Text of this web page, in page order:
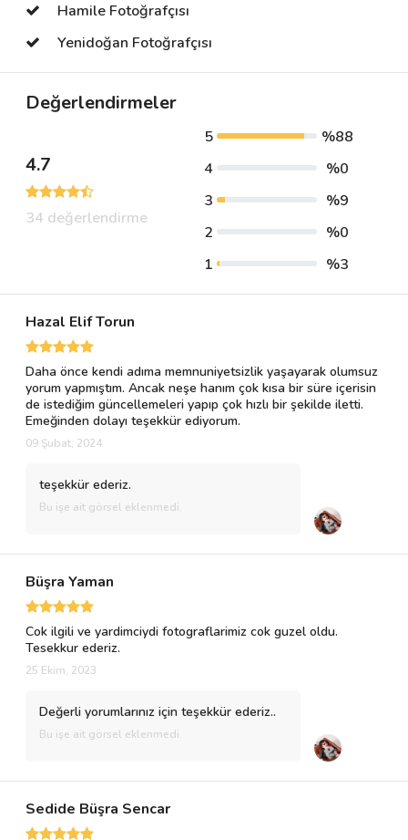
Hamile Fotoğrafçısı
Yenidoğan Fotoğrafçısı
Değerlendirmeler
4.7
34 değerlendirme
5
%88
4
%0
3
%9
2
%0
1
%3
Hazal Elif Torun
Daha önce kendi adıma memnuniyetsizlik yaşayarak olumsuz
yorum yapmıştım. Ancak neşe hanım çok kısa bir süre içerisin
de istediğim güncellemeleri yapıp çok hızlı bir şekilde iletti.
Emeğinden dolayı teşekkür ediyorum.
09 Şubat, 2024
teşekkür ederiz.
Bu işe ait görsel eklenmedi.
Büşra Yaman
Cok ilgili ve yardimciydi fotograflarimiz cok guzel oldu.
Tesekkur ederiz.
25 Ekim, 2023
Değerli yorumlarınız için teşekkür ederiz..
Bu işe ait görsel eklenmedi.
Sedide Büşra Sencar